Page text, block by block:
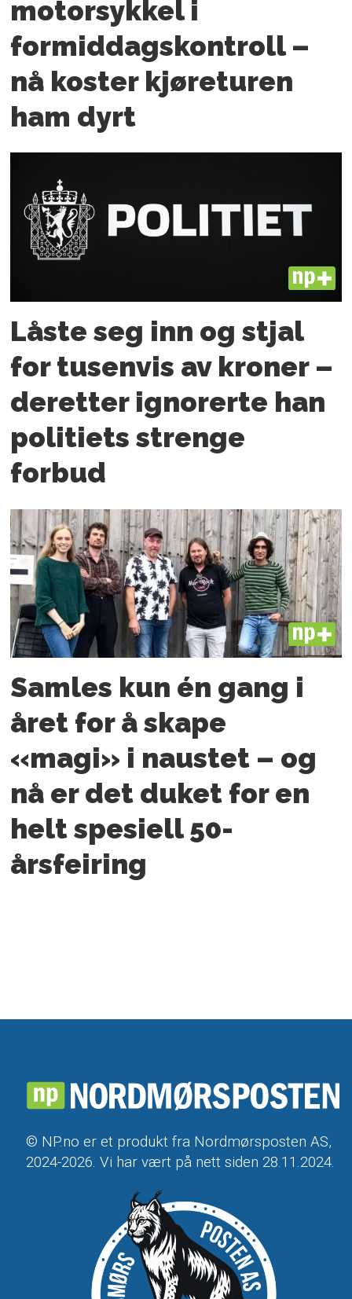
motorsykkel i
formiddagskontroll –
nå koster kjøreturen
ham dyrt
PLUS
Låste seg inn og stjal
for tusenvis av kroner –
deretter ignorerte han
politiets strenge
forbud
PLUS
Samles kun én gang i
året for å skape
«magi» i naustet – og
nå er det duket for en
helt spesiell 50-
årsfeiring
© NP.no er et produkt fra Nordmørsposten AS,
2024-2026. Vi har vært på nett siden 28.11.2024.